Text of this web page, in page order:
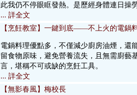
此我仍不停眼眶發熱。是歷經身體連日操
... 詳全文
【烹飪教室】一鍵到底——不上火的電鍋
電鍋料理優點多，不僅減少廚房油煙，還
留食物原味，避免營養流失，且無需廚藝
言，堪稱不可或缺的烹飪工具。
... 詳全文
【無影春風】梅校長